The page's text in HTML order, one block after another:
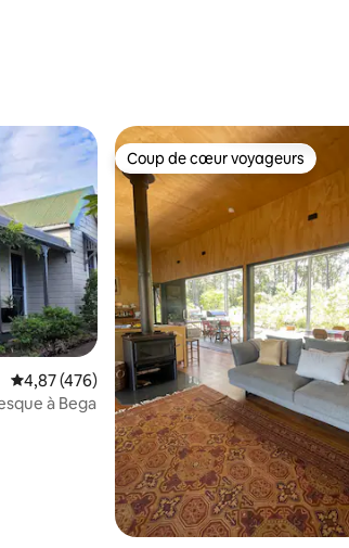
: 4,96 sur 5
: 4,9 sur 5
Évaluation moyenne sur la base de 476
4,87 (476)
à Bega
Coup de cœur voyageurs
Coup de cœur voyageurs